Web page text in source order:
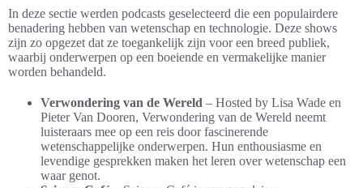
In deze sectie werden podcasts geselecteerd die een populairdere
benadering hebben van wetenschap en technologie. Deze shows
zijn zo opgezet dat ze toegankelijk zijn voor een breed publiek,
waarbij onderwerpen op een boeiende en vermakelijke manier
worden behandeld.
Verwondering van de Wereld – Hosted by Lisa Wade en
Pieter Van Dooren, Verwondering van de Wereld neemt
luisteraars mee op een reis door fascinerende
wetenschappelijke onderwerpen. Hun enthousiasme en
levendige gesprekken maken het leren over wetenschap een
waar genot.